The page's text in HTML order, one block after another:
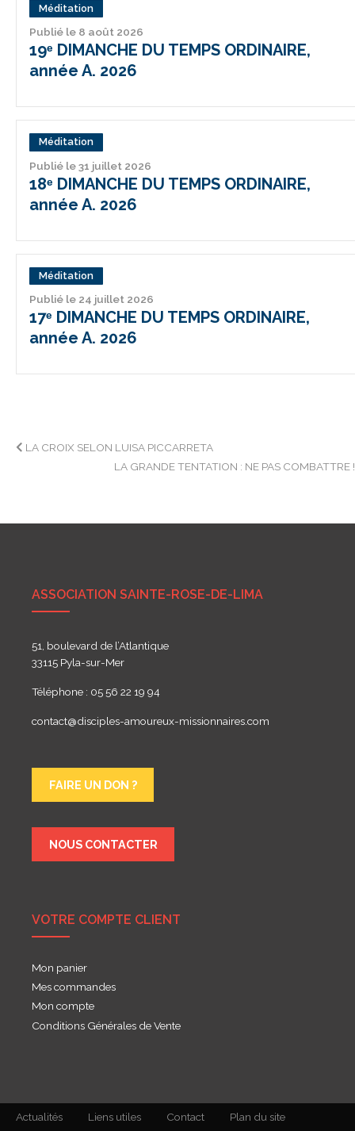
Méditation
Publié le 8 août 2026
19ᵉ DIMANCHE DU TEMPS ORDINAIRE,
année A. 2026
Méditation
Publié le 31 juillet 2026
18ᵉ DIMANCHE DU TEMPS ORDINAIRE,
année A. 2026
Méditation
Publié le 24 juillet 2026
17ᵉ DIMANCHE DU TEMPS ORDINAIRE,
année A. 2026
Navigation
l’article
LA CROIX SELON LUISA PICCARRETA
LA GRANDE TENTATION : NE PAS COMBATTRE
ASSOCIATION SAINTE-ROSE-DE-LIMA
51, boulevard de l’Atlantique
33115 Pyla-sur-Mer
Téléphone : 05 56 22 19 94
contact@disciples-amoureux-missionnaires.com
FAIRE UN DON ?
NOUS CONTACTER
VOTRE COMPTE CLIENT
Mon panier
Mes commandes
Mon compte
Conditions Générales de Vente
Actualités Liens utiles Contact Plan du site